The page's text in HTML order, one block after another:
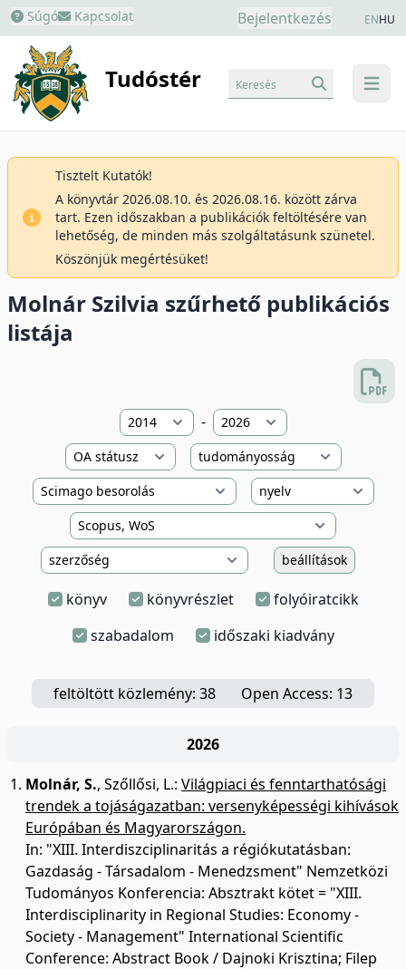
Súgó Kapcsolat Bejelentkezés ENHU
Tudóstér menu
Keresés
Tisztelt Kutatók!
A könyvtár 2026.08.10. és 2026.08.16. között zárva
tart. Ezen időszakban a publikációk feltöltésére van
lehetőség, de minden más szolgáltatásunk szünetel.
Köszönjük megértésüket!
Molnár Szilvia szűrhető publikációs
listája
-
beállítások
könyv könyvrészlet
folyóiratcikk
szabadalom
időszaki kiadvány
feltöltött közlemény: 38 Open Access: 13
2026
Molnár, S., Szőllősi, L.: Világpiaci és fenntarthatósági
trendek a tojáságazatban: versenyképességi kihívások
Európában és Magyarországon.
In: "XIII. Interdiszciplinaritás a régiókutatásban:
Gazdaság - Társadalom - Menedzsment" Nemzetközi
Tudományos Konferencia: Absztrakt kötet = "XIII.
Interdisciplinarity in Regional Studies: Economy -
Society - Management" International Scientific
Conference: Abstract Book / Dajnoki Krisztina; Filep